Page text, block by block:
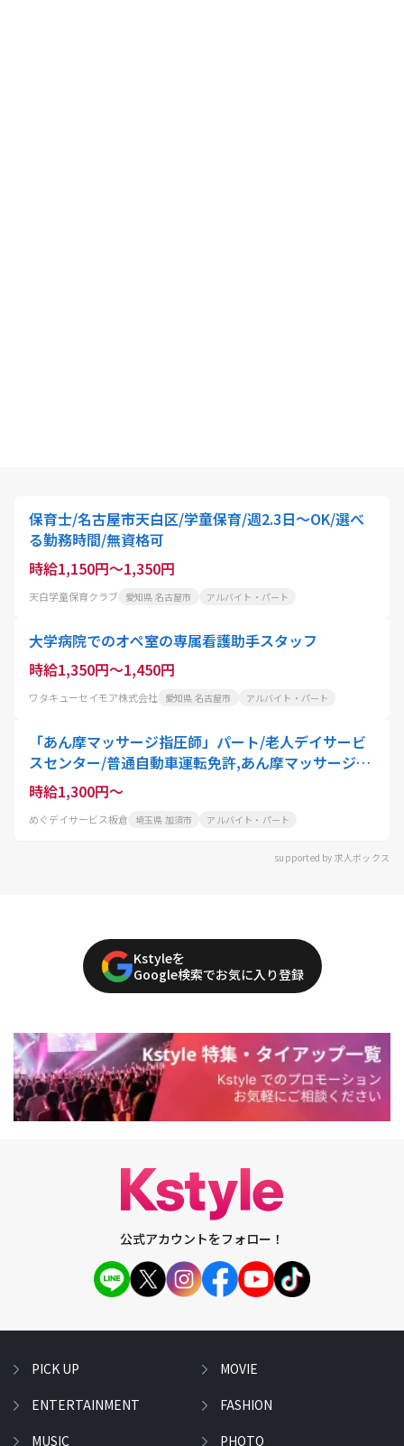
保育士/名古屋市天白区/学童保育/週2.3日～OK/選べ
る勤務時間/無資格可
時給1,150円～1,350円
天白学童保育クラブ 愛知県 名古屋市 アルバイト・パート
大学病院でのオペ室の専属看護助手スタッフ
時給1,350円～1,450円
ワタキューセイモア株式会社 愛知県 名古屋市 アルバイト・パート
「あん摩マッサージ指圧師」パート/老人デイサービ
スセンター/普通自動車運転免許,あん摩マッサージ指
圧師
時給1,300円～
めぐデイサービス板倉 埼玉県 加須市 アルバイト・パート
supported by 求人ボックス
Kstyleを
Google検索でお気に入り登録
公式アカウントをフォロー！
PICK UP
ENTERTAINMENT
MUSIC
MOVIE
FASHION
PHOTO